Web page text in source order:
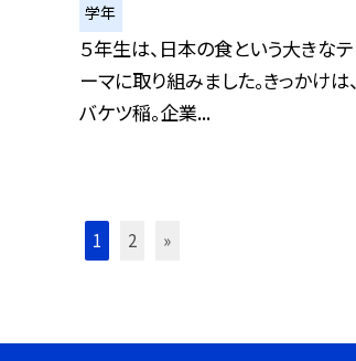
学年
５年生は、日本の食という大きなテ
ーマに取り組みました。きっかけは、
バケツ稲。企業...
1 2 »